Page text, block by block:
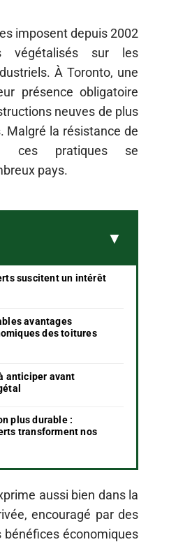
imposent depuis 2002
végétalisés sur les
À Toronto, une
présence obligatoire
neuves de plus
Malgré la résistance de
ces pratiques se
pays.
suscitent un intérêt
avantages
des toitures
anticiper avant
plus durable :
transforment nos
aussi bien dans la
encouragé par des
économiques